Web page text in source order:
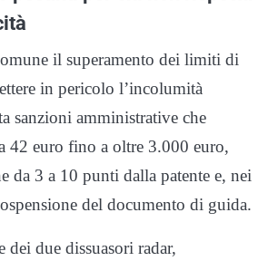
il superamento dei limiti di
in pericolo l’incolumità
sanzioni amministrative che
42 euro fino a oltre 3.000 euro,
da 3 a 10 punti dalla patente e, nei
del documento di guida.
dei due dissuasori radar,